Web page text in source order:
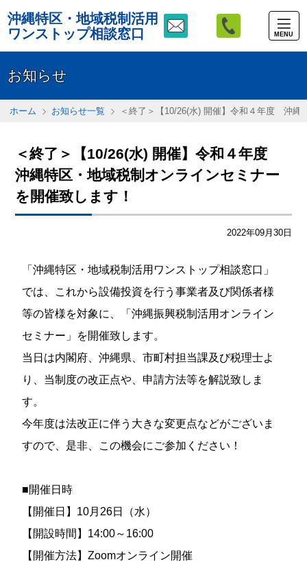
沖縄特区・地域税制活用
ワンストップ相談窓口
MENU
お知らせ
ホーム お知らせ一覧 ＜終了＞【10/26(水) 開催】令和４年度 沖縄
＜終了＞【10/26(水) 開催】令和４年度
沖縄特区・地域税制オンラインセミナー
を開催致します！
2022年09月30日
「沖縄特区・地域税制活用ワンストップ相談窓口」
では、これから設備投資を行う事業者及び関係者様
等の皆様を対象に、「沖縄振興税制活用オンライン
セミナー」を開催致します。
当日は内閣府、沖縄県、市町村担当課及び税理士よ
り、当制度の改正点や、申請方法等を解説致しま
す。
今年度は法改正に伴う大きな変更点などがございま
すので、是非、この機会にご参加ください！
■開催日時
【開催日】10月26日（水）
【開設時間】14:00～16:00
【開催方法】Zoomオンライン開催